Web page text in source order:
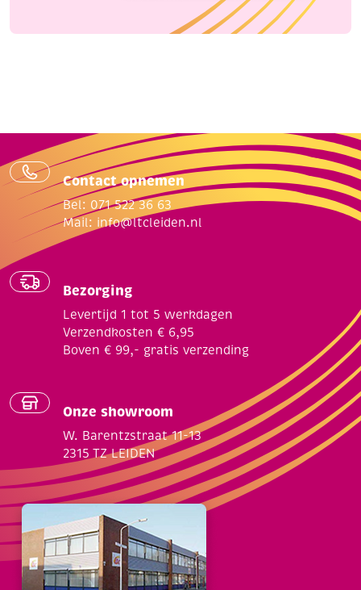
Contact opnemen
Bel: 071 522 36 63
Mail: info@ltcleiden.nl
Bezorging
Levertijd 1 tot 5 werkdagen
Verzendkosten € 6,95
Boven € 99,- gratis verzending
Onze showroom
W. Barentzstraat 11-13
2315 TZ LEIDEN